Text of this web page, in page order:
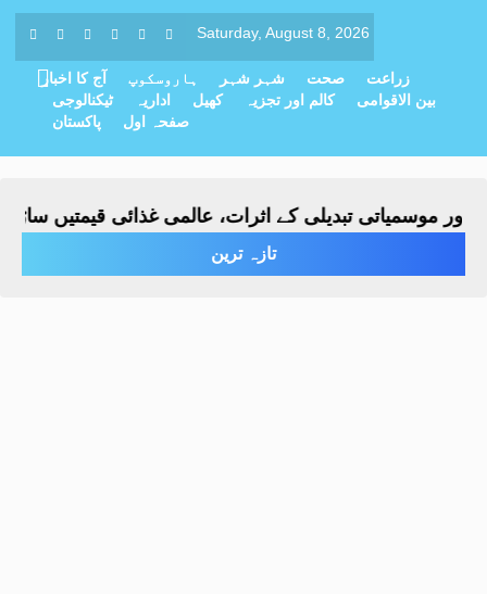
Saturday, August 8, 2026
آج کا اخبار ہاروسکوپ شہر شہر صحت
زراعت
ٹیکنالوجی
اداریہ کھیل کالم اور تجزیہ
بین الاقوامی
پاکستان
صفحہ اول
موسمیاتی تبدیلی کے اثرات، عالمی غذائی قیمتیں ساڑھے
تازہ ترین